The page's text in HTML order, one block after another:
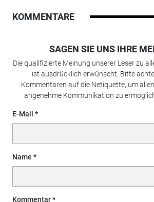
KOMMENTARE
SAGEN SIE UNS IHRE
Die qualifizierte Meinung unserer Leser zu
ist ausdrücklich erwünscht. Bitte
Kommentaren auf die Netiquette, um
angenehme Kommunikation zu
E-Mail
Name
Kommentar